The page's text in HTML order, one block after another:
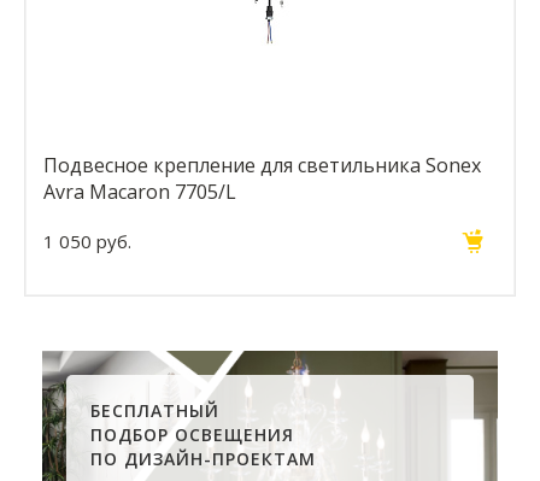
Подвесное крепление для светильника Sonex
Avra Macaron 7705/L
1 050 руб.
БЕСПЛАТНЫЙ
ПОДБОР ОСВЕЩЕНИЯ
ПО ДИЗАЙН-ПРОЕКТАМ